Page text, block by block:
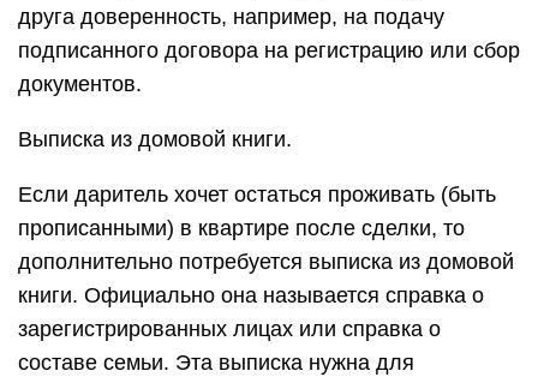
друга доверенность, например, на подачу
подписанного договора на регистрацию или сбор
документов.
Выписка из домовой книги.
Если даритель хочет остаться проживать (быть
прописанными) в квартире после сделки, то
дополнительно потребуется выписка из домовой
книги. Официально она называется справка о
зарегистрированных лицах или справка о
составе семьи. Эта выписка нужна для